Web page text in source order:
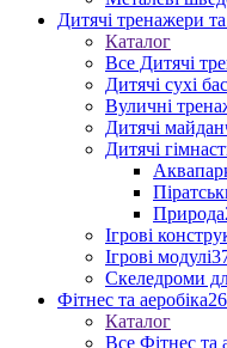
Дитячі тренажери
Каталог
Все Дитячі
Дитячі сухі
Вуличні
Дитячі
Дитячі
Природа
Ігрові
Ігрові модулі
Скеледроми
Фітнес та аеробіка
Каталог
Все Фітнес та